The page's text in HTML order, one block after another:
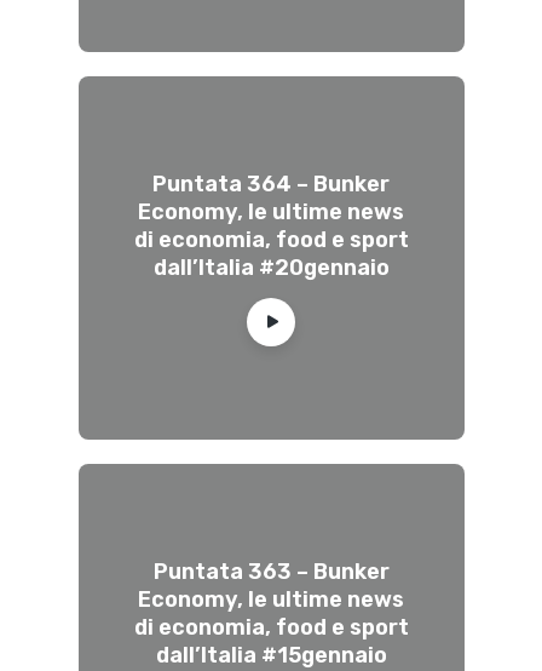
Puntata 364 – Bunker
Economy, le ultime news
di economia, food e sport
dall’Italia #20gennaio
Puntata 363 – Bunker
Economy, le ultime news
di economia, food e sport
dall’Italia #15gennaio